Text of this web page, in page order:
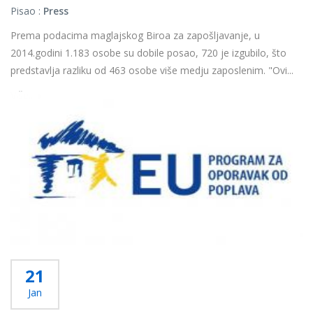
Pisao : Press
Prema podacima maglajskog Biroa za zapošljavanje, u
2014.godini 1.183 osobe su dobile posao, 720 je izgubilo, što
predstavlja razliku od 463 osobe više medju zaposlenim. "Ovi...
Više...
21
Jan